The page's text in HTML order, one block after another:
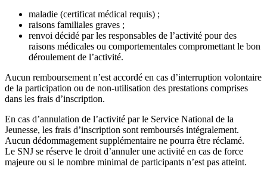
maladie (certificat médical requis) ;
raisons familiales graves ;
renvoi décidé par les responsables de l’activité pour des
raisons médicales ou comportementales compromettant le bon
déroulement de l’activité.
Aucun remboursement n’est accordé en cas d’interruption volontaire
de la participation ou de non-utilisation des prestations comprises
dans les frais d’inscription.
En cas d’annulation de l’activité par le Service National de la
Jeunesse, les frais d’inscription sont remboursés intégralement.
Aucun dédommagement supplémentaire ne pourra être réclamé.
Le SNJ se réserve le droit d’annuler une activité en cas de force
majeure ou si le nombre minimal de participants n’est pas atteint.